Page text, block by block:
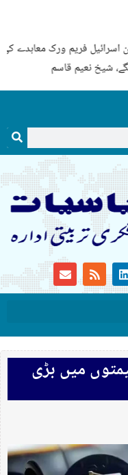
بھی نافذ نہیں ہونے
میں بڑی